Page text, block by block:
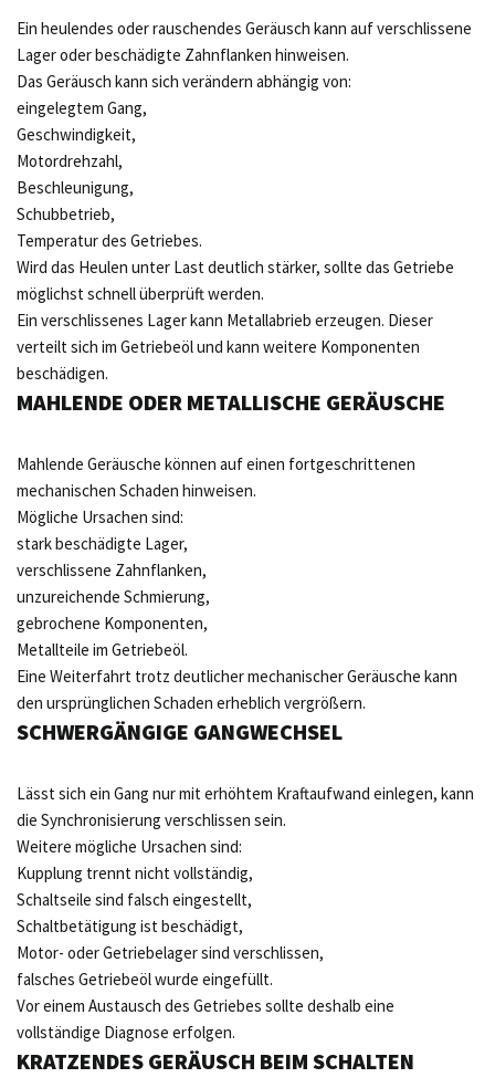
Ein heulendes oder rauschendes Geräusch kann auf verschlissene
Lager oder beschädigte Zahnflanken hinweisen.
Das Geräusch kann sich verändern abhängig von:
eingelegtem Gang,
Geschwindigkeit,
Motordrehzahl,
Beschleunigung,
Schubbetrieb,
Temperatur des Getriebes.
Wird das Heulen unter Last deutlich stärker, sollte das Getriebe
möglichst schnell überprüft werden.
Ein verschlissenes Lager kann Metallabrieb erzeugen. Dieser
verteilt sich im Getriebeöl und kann weitere Komponenten
beschädigen.
MAHLENDE ODER METALLISCHE GERÄUSCHE
Mahlende Geräusche können auf einen fortgeschrittenen
mechanischen Schaden hinweisen.
Mögliche Ursachen sind:
stark beschädigte Lager,
verschlissene Zahnflanken,
unzureichende Schmierung,
gebrochene Komponenten,
Metallteile im Getriebeöl.
Eine Weiterfahrt trotz deutlicher mechanischer Geräusche kann
den ursprünglichen Schaden erheblich vergrößern.
SCHWERGÄNGIGE GANGWECHSEL
Lässt sich ein Gang nur mit erhöhtem Kraftaufwand einlegen, kann
die Synchronisierung verschlissen sein.
Weitere mögliche Ursachen sind:
Kupplung trennt nicht vollständig,
Schaltseile sind falsch eingestellt,
Schaltbetätigung ist beschädigt,
Motor- oder Getriebelager sind verschlissen,
falsches Getriebeöl wurde eingefüllt.
Vor einem Austausch des Getriebes sollte deshalb eine
vollständige Diagnose erfolgen.
KRATZENDES GERÄUSCH BEIM SCHALTEN